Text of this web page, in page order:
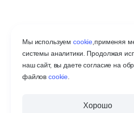
Мы используемcookie применяя
системы аналитики. Продолжая
наш сайт, вы даете согласие на
файловcookie
Хорошо